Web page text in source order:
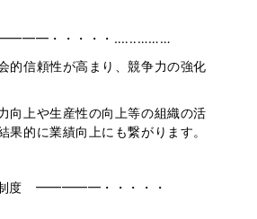
・・・・・‥‥‥………
的信頼性が高まり、競争力の強化
向上や生産性の向上等の組織の活
果的に業績向上にも繋がります。
度 ━━━━━・・・・・